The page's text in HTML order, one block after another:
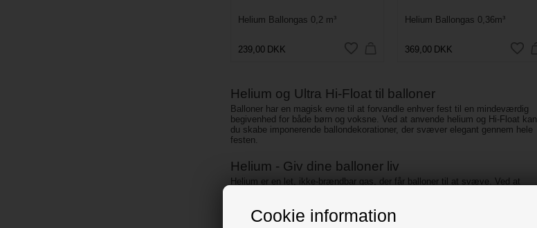
Cookie information
Helium Ballongas 0,2 m³
239,00 DKK
Helium Ballongas 0,36m³
369,00 DKK
Helium og Ultra Hi-Float til balloner
Balloner har en magisk evne til at forvandle enhver fest til en mindeværdig
begivenhed for både børn og voksne. Ved at anvende helium og Hi-Float kan
du skabe imponerende ballondekorationer, der svæver elegant gennem hele
festen.
Helium - Giv dine balloner liv
Helium er en let, ikke-brændbar gas, der får balloner til at svæve. Ved at
firmaarrangementer. Hos os finder du et bredt udvalg af heliumtanke til
balloner i forskellige størrelser og prisniveauer, så du nemt kan finde den